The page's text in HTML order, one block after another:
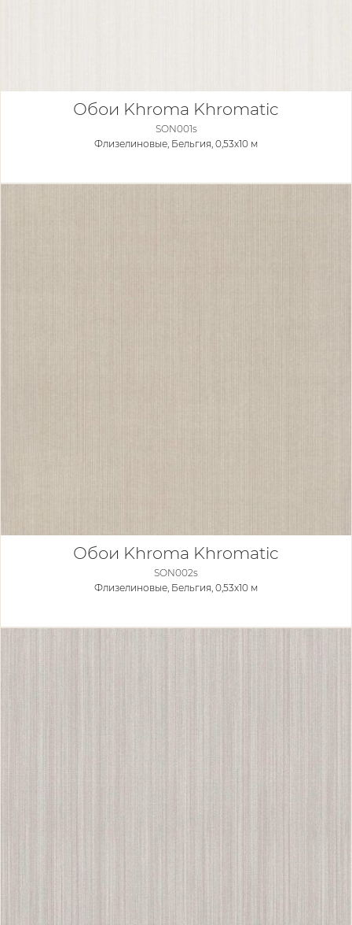
Обои Khroma Khromatic
SON001s
Флизелиновые, Бельгия, 0,53x10 м
Обои Khroma Khromatic
SON002s
Флизелиновые, Бельгия, 0,53x10 м